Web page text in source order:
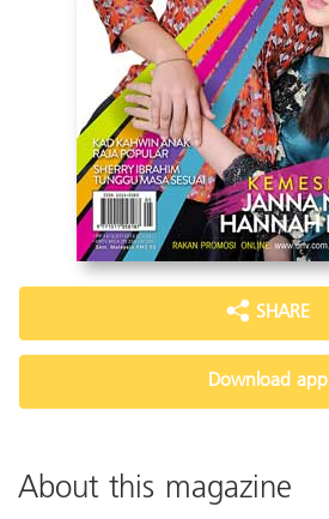
SHARE
Download app
About this magazine